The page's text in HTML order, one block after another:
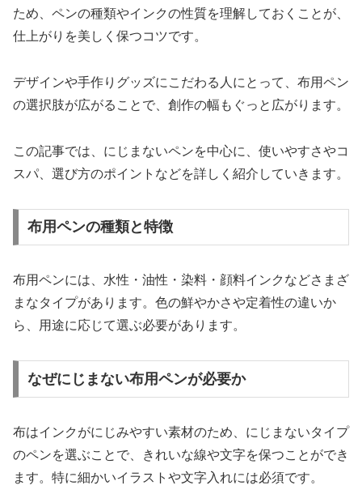
ため、ペンの種類やインクの性質を理解しておくことが、
仕上がりを美しく保つコツです。
デザインや手作りグッズにこだわる人にとって、布用ペン
の選択肢が広がることで、創作の幅もぐっと広がります。
この記事では、にじまないペンを中心に、使いやすさやコ
スパ、選び方のポイントなどを詳しく紹介していきます。
布用ペンの種類と特徴
布用ペンには、水性・油性・染料・顔料インクなどさまざ
まなタイプがあります。色の鮮やかさや定着性の違いか
ら、用途に応じて選ぶ必要があります。
なぜにじまない布用ペンが必要か
布はインクがにじみやすい素材のため、にじまないタイプ
のペンを選ぶことで、きれいな線や文字を保つことができ
ます。特に細かいイラストや文字入れには必須です。